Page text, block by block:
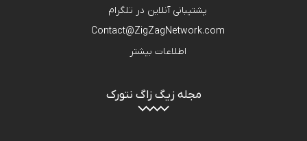
پشتیبانی آنلاین در تلگرام
Contact@ZigZagNetwork.com
اطلاعات بیشتر
مجله زیگ زاگ نتورک